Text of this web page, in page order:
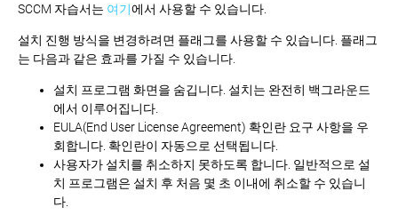
SCCM 자습서는 여기에서 사용할 수 있습니다.
설치 진행 방식을 변경하려면 플래그를 사용할 수 있습니다. 플래그
는 다음과 같은 효과를 가질 수 있습니다.
설치 프로그램 화면을 숨깁니다. 설치는 완전히 백그라운드
에서 이루어집니다.
EULA(End User License Agreement) 확인란 요구 사항을 우
회합니다. 확인란이 자동으로 선택됩니다.
사용자가 설치를 취소하지 못하도록 합니다. 일반적으로 설
치 프로그램은 설치 후 처음 몇 초 이내에 취소할 수 있습니
다.